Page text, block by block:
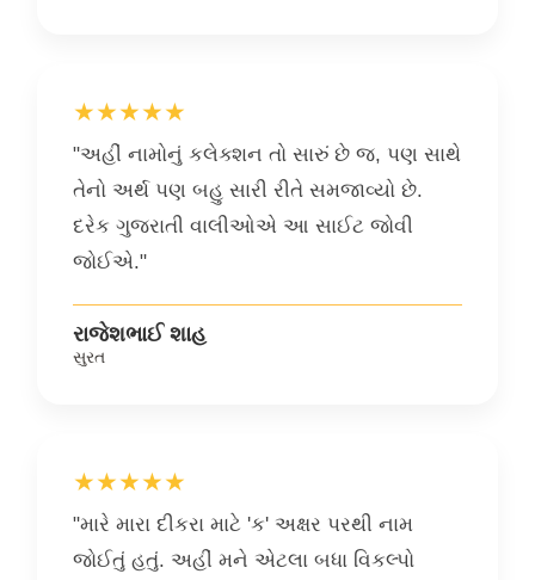
★★★★★
"અહીં નામોનું કલેક્શન તો સારું છે જ, પણ સાથે
તેનો અર્થ પણ બહુ સારી રીતે સમજાવ્યો છે.
દરેક ગુજરાતી વાલીઓએ આ સાઈટ જોવી
જોઈએ."
રાજેશભાઈ શાહ
સુરત
★★★★★
"મારે મારા દીકરા માટે 'ક' અક્ષર પરથી નામ
જોઈતું હતું. અહીં મને એટલા બધા વિકલ્પો